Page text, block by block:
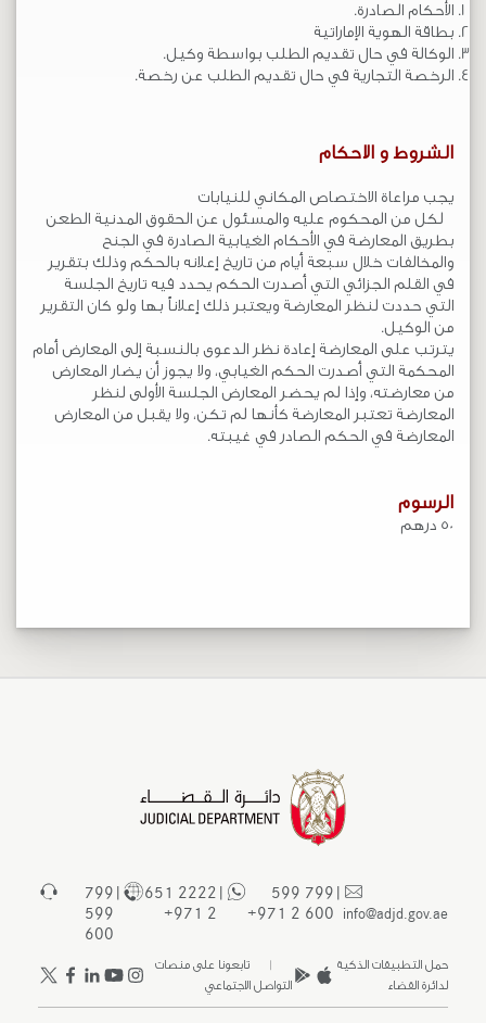
الأحكام الصادرة.
بطاقة الهوية الإماراتية
الوكالة في حال تقديم الطلب بواسطة وكيل.
الرخصة التجارية في حال تقديم الطلب عن رخصة.
الشروط و الاحكام
ي​جب مراعاة الاختصاص المكاني للنيابات
لكل من المحكوم عليه والمسئول عن الحقوق المدنية الطعن
بطريق المعارضة في الأحكام الغيابية الصادرة في الجنح
والمخالفات خلال سبعة أيام من تاريخ إعلانه بالحكم وذلك بتقرير
في القلم الجزائي التي أصدرت الحكم يحدد فيه تاريخ الجلسة
التي حددت لنظر المعارضة ويعتبر ذلك إعلاناً بها ولو كان التقرير
من الوكيل.
يترتب على المعارضة إعادة نظر الدعوى بالنسبة إلى المعارض أمام
المحكمة التي أصدرت الحكم الغيابي، ولا يجوز أن يضار المعارض
من معارضته، وإذا لم يحضر المعارض الجلسة الأولى لنظر
المعارضة تعتبر المعارضة كأنها لم تكن، ولا يقبل من المعارض
المعارضة في الحكم الصادر في غيبته.
الرسوم​
50 درهم
| تابعونا على منصات
التواصل الاجتماعي
حمل التطبيقات الذكية
لدائرة القضاء
799
599
600
|
2222 651
2 971+
|
799 599
600 2 971+
|
info@adjd.gov.ae